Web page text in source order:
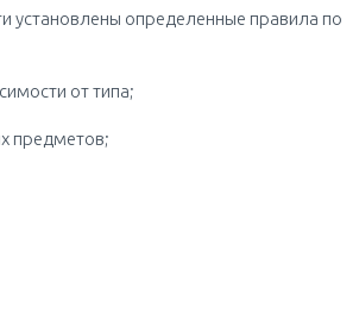
установлены определенные правила по
от типа;
предметов;